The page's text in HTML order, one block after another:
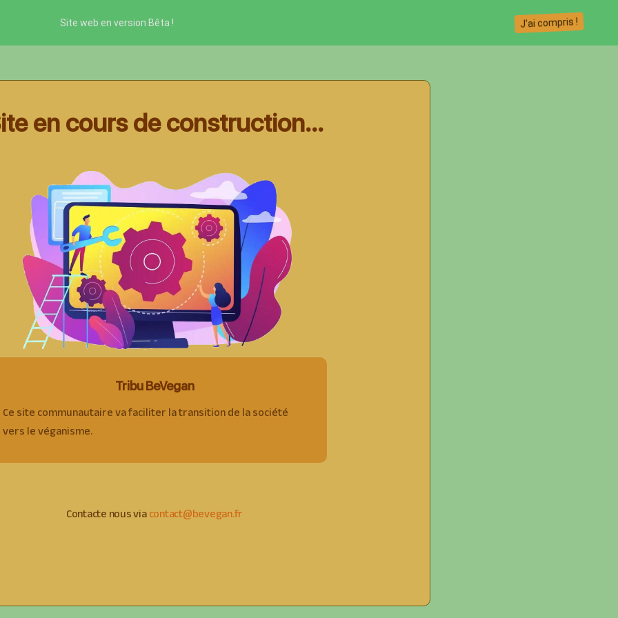
en cours de construction...
Tribu BeVegan
Ce site communautaire va faciliter la transition de la société
vers le véganisme.
Contacte nous viacontact@bevegan.fr
Site web en version Bêta ! J'ai compris !